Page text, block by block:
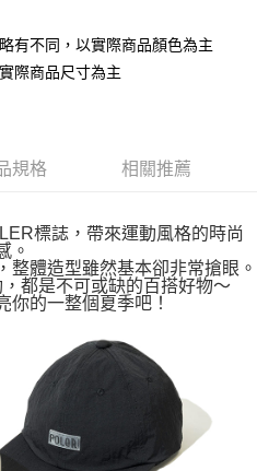
運費
免運費
免運費
)免運費
有不同，以實際商品顏色為主
際商品尺寸為主
規格 相關推薦
標誌，帶來運動風格的時尚
。
整體造型雖然基本卻非常搶眼。
都是不可或缺的百搭好物～
你的一整個夏季吧！